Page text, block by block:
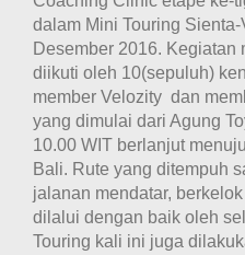
dalam Mini Touring
Desember 2016.
diikuti oleh 10(sepuluh)
member Velozity dan
yang dimulai dari Agung
10.00 WIT berlanjut
Bali. Rute yang ditempuh
jalanan mendatar,
dilalui dengan baik oleh
Touring kali ini juga